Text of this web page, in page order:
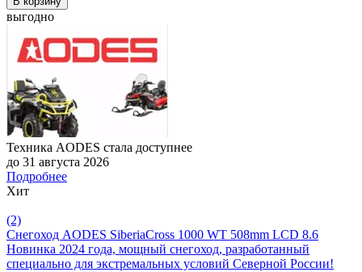
выгодно
Техника AODES стала доступнее
до 31 августа 2026
Подробнее
Хит
(2)
Снегоход AODES SiberiaCross 1000 WT 508mm LCD 8.6
Новинка 2024 года, мощный снегоход, разработанный
специально для экстремальных условий Северной России!